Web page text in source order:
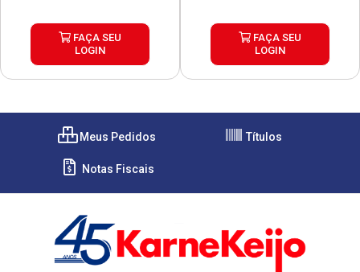
FAÇA SEU
LOGIN
FAÇA SEU
LOGIN
Meus Pedidos Títulos
Notas Fiscais